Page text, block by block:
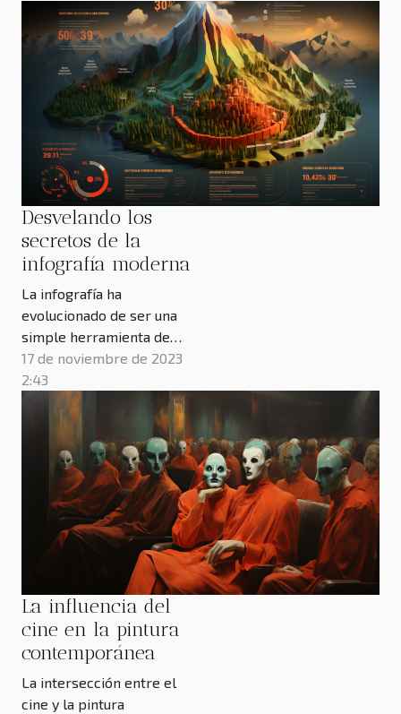
Desvelando los
secretos de la
infografía moderna
La infografía ha
evolucionado de ser una
simple herramienta de
visualización de datos a
convertirse en una
poderosa técnica narrativa
que capta la atención y
facilita la comprensión de
temáticas complejas. En un
mundo donde la
sobrecarga de información
se ha convertido en la
norma, las...
17 de noviembre de 2023
2:43
La influencia del
cine en la pintura
contemporánea
La intersección entre el
cine y la pintura
protagonista vibrante
del arte
contemporáneo. Este
dinámico medio de
expresión ha abierto un
abanico de
posibilidades para los
artistas, permitiéndoles
explorar temas
complejos y presentar
sus visiones de...